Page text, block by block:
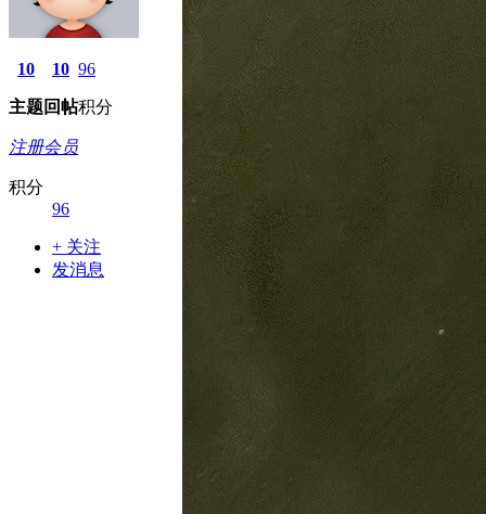
10
主题
10
回帖
96
积分
注册会员
积分
96
+ 关注
发消息